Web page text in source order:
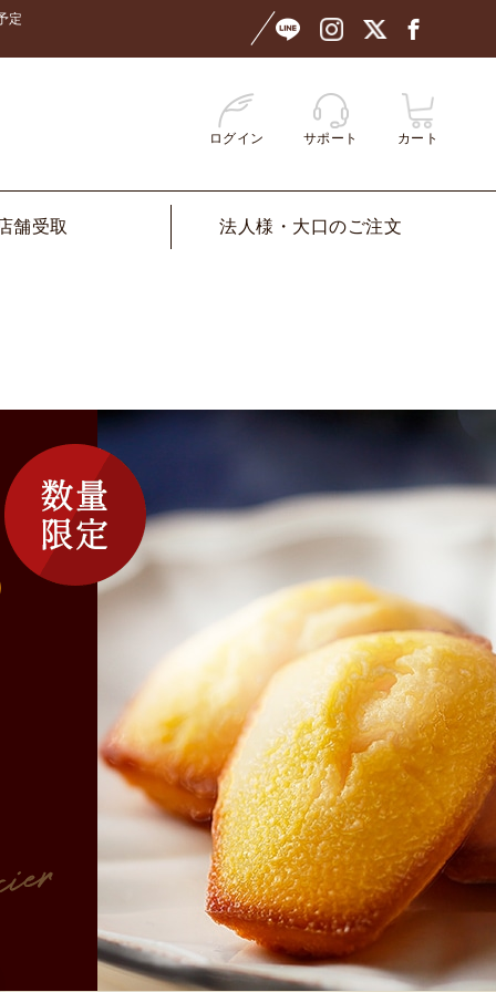
定
ログイン サポート カート
舗受取 法人様・大口のご注文